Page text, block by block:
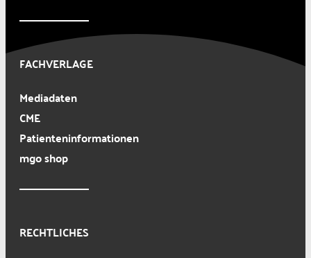
FACHVERLAGE
Mediadaten
CME
Patienteninformationen
mgo shop
RECHTLICHES